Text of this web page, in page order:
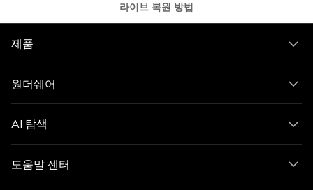
라이브 복원 방법
제품
원더쉐어
AI 탐색
도움말 센터